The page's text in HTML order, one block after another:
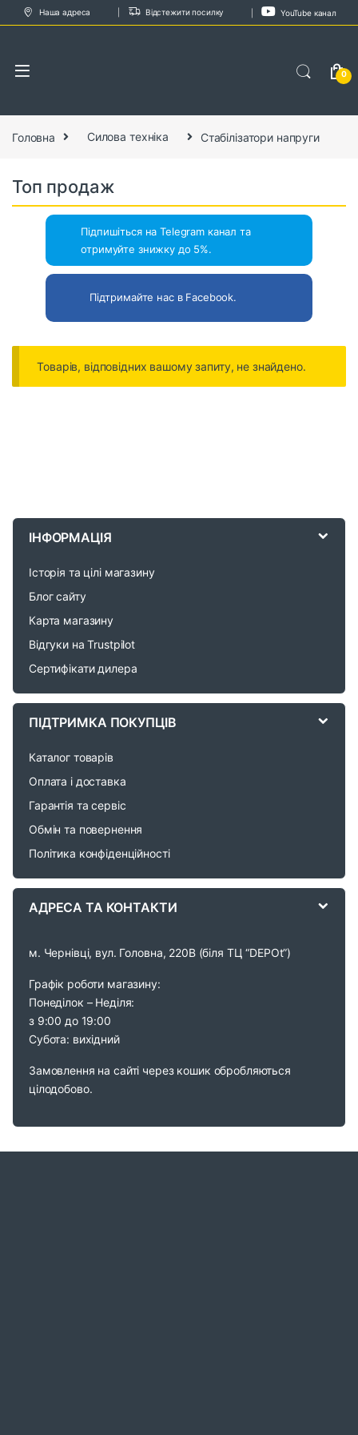
Skip to navigation
Skip to content
Наша адреса Відстежити посилку YouTube канал
0
Головна Силова техніка Стабілізатори напруги
Топ продаж
Підпишіться на Telegram канал та
отримуйте знижку до 5%.
Підтримайте нас в Facebook.
Товарів, відповідних вашому запиту, не знайдено.
C
ІНФОРМАЦІЯ
Історія та цілі магазину
Блог сайту
Карта магазину
Відгуки на Trustpilot
Сертифікати дилера
ПІДТРИМКА ПОКУПЦІВ
Каталог товарів
Оплата і доставка
Гарантія та сервіс
Обмін та повернення
Політика конфіденційності
АДРЕСА ТА КОНТАКТИ
м. Чернівці, вул. Головна, 220В (біля ТЦ “DEPOt”)
Графік роботи магазину:
Понеділок – Неділя:
з 9:00 до 19:00
Субота: вихідний
Замовлення на сайті через кошик обробляються
цілодобово.